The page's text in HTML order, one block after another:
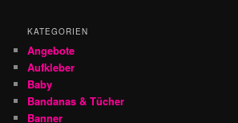
KATEGORIEN
Angebote
Aufkleber
Baby
Bandanas & Tücher
Banner